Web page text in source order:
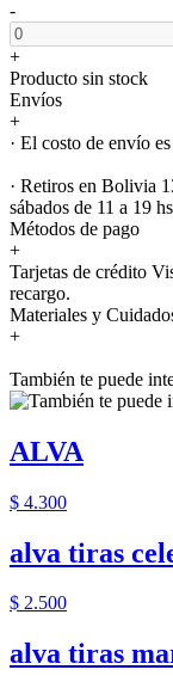
-
+
Producto sin stock
Envíos
+
· El costo de envío
· Retiros en Bolivia
sábados de 11 a 19
Métodos de pago
+
Tarjetas de crédito
recargo.
Materiales y
+
También te puede
ALVA
$ 4.300
alva tiras
$ 2.500
alva tiras